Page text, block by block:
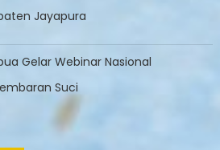
Jayapura
Gelar Webinar Nasional
Suci